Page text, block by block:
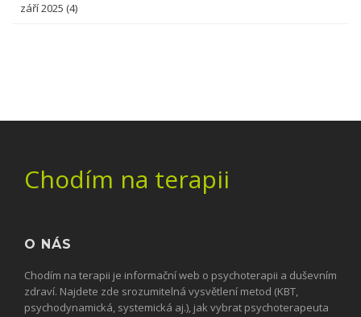
září 2025 (4)
Chodím na terapii
O NÁS
Chodím na terapii je informační web o psychoterapii a duševním
zdraví. Najdete zde srozumitelná vysvětlení metod (KBT,
psychodynamická, systemická aj.), jak vybrat psychoterapeuta